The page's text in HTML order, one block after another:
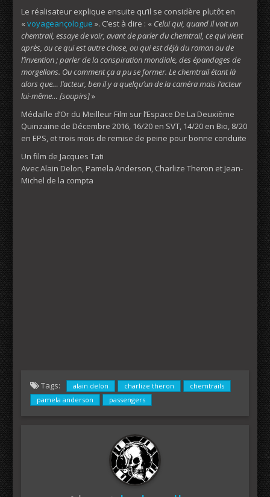
Le réalisateur explique ensuite qu’il se considère plutôt en
«voyageançologue ». C’est à dire : « Celui qui, quand il voit un
chemtrail, essaye de voir, avant de parler du chemtrail, ce qui vient
après, ou ce qui est autre chose, ou qui est déjà du roman ou de
l’invention ; parler de la conspiration mondiale, des épandages de
morgellons. Ou comment ça a pu se former. Le chemtrail étant là
alors que… l’acteur, ben il y a quelqu’un de la caméra mais l’acteur
lui-même… [soupirs]»
Médaille d’Or du Meilleur Film sur l’Espace De La Deuxième
Quinzaine de Décembre 2016, 16/20 en SVT, 14/20 en Bio, 8/20
en EPS, et trois mois de remise de peine pour bonne conduite
Un film de Jacques Tati
Avec Alain Delon, Pamela Anderson, Charlize Theron et Jean-
Michel de la compta
Tags: alain delon charlize theron
chemtrails
pamela anderson
passengers